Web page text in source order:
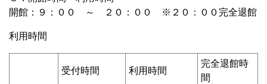
開館：９：００ ～ ２０：００ ※２０：００完全退館
利用時間
受付時間 利用時間
完全退館時
間